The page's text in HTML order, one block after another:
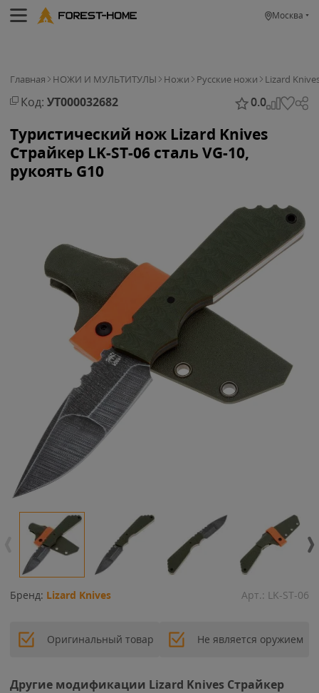
Москва
Главная НОЖИ И МУЛЬТИТУЛЫ Ножи Русские ножи Lizard
Код: УТ000032682 0.0
Туристический нож Lizard Knives
Страйкер LK-ST-06 сталь VG-10,
рукоять G10
Бренд: Lizard Knives Арт.: LK-ST-06
Оригинальный товар Не является оружием
Другие модификации Lizard Knives Страйкер